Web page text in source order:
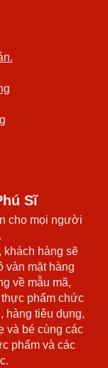
Sĩ
cho mọi người
khách hàng sẽ
vàn mặt hàng
về mẫu mã,
phẩm chức
hàng tiêu dụng,
và bé cùng các
phẩm và các